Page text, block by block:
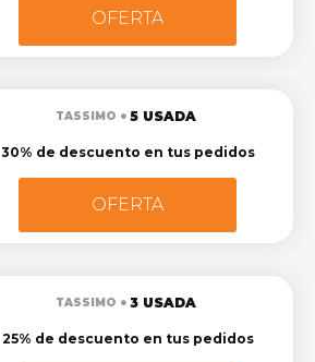
OFERTA
TASSIMO 5 USADA
30% de descuento en tus pedidos
OFERTA
TASSIMO 3 USADA
25% de descuento en tus pedidos